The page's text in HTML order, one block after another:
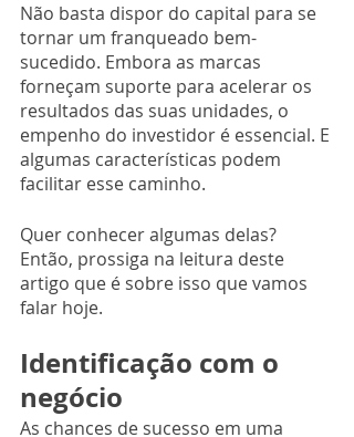
Não basta dispor do capital para se
tornar um franqueado bem-
sucedido. Embora as marcas
forneçam suporte para acelerar os
resultados das suas unidades, o
empenho do investidor é essencial. E
algumas características podem
facilitar esse caminho.
Quer conhecer algumas delas?
Então, prossiga na leitura deste
artigo que é sobre isso que vamos
falar hoje.
Identificação com o
negócio
As chances de sucesso em uma